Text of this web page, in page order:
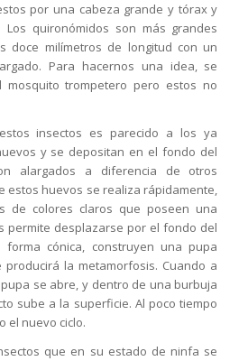
por una cabeza grande y tórax y
Los quironómidos son más grandes
doce milímetros de longitud con un
Para hacernos una idea, se
mosquito trompetero pero estos no
insectos es parecido a los ya
y se depositan en el fondo del
alargados a diferencia de otros
estos huevos se realiza rápidamente,
de colores claros que poseen una
permite desplazarse por el fondo del
cónica, construyen una pupa
la metamorfosis. Cuando a
se abre, y dentro de una burbuja
sube a la superficie. Al poco tiempo
el nuevo ciclo.
que en su estado de ninfa se